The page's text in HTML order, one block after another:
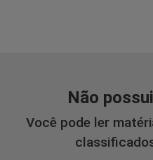
Não
Você pode ler